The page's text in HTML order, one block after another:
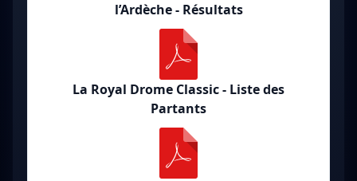
l’Ardèche - Résultats
La Royal Drome Classic - Liste des
Partants